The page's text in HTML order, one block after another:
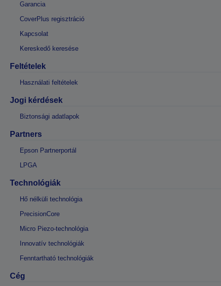
Garancia
CoverPlus regisztráció
Kapcsolat
Kereskedő keresése
Feltételek
Használati feltételek
Jogi kérdések
Biztonsági adatlapok
Partners
Epson Partnerportál
LPGA
Technológiák
Hő nélküli technológia
PrecisionCore
Micro Piezo-technológia
Innovatív technológiák
Fenntartható technológiák
Cég